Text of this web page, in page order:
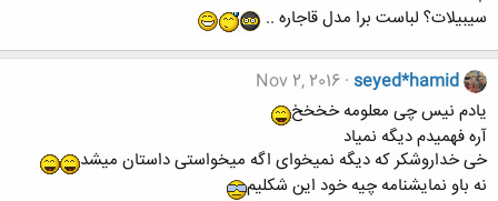
سیبیلات؟ لباست برا مدل قاجاره ..
seyed*hamid
Nov 2, 2016
یادم نیس چی معلومه خخخخ
آره فهمیدم دیگه نمیاد
خی خداروشکر که دیگه نمیخوای اگه میخواستی داستان میشد
نه باو نمایشنامه چیه خود این شکلیم